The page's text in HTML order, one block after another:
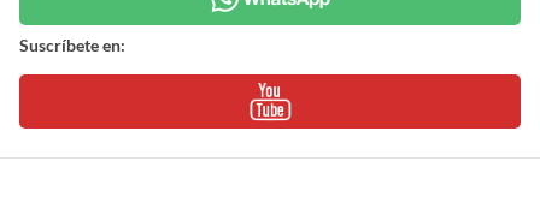
Suscríbete en: